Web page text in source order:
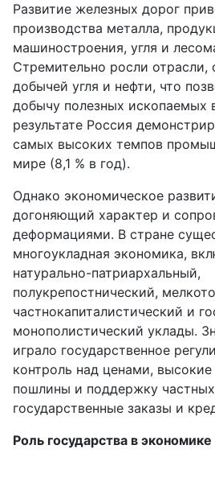
Развитие железных дорог
производства металла,
машиностроения, угля и
Стремительно росли отрасли,
добычей угля и нефти, что
добычу полезных ископаемых
результате Россия
самых высоких темпов
мире (8,1 % в год).
Однако экономическое
догоняющий характер и
деформациями. В стране
многоукладная экономика,
натурально-патриархальный,
полукрепостнический,
частнокапиталистический и
монополистический уклады.
играло государственное
контроль над ценами,
пошлины и поддержку
государственные заказы и
Роль государства в экономике